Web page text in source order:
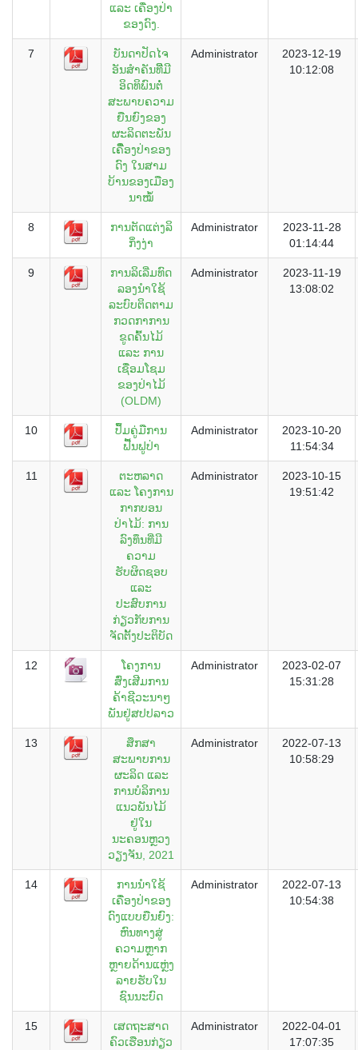
ແລະ ເຄື່ອງປ່າ
ຂອງດົງ.
7
ບັນດາປັດໄຈ
ອັນສຳຄັນທີີ່ມີ
ອິດທິພົນຕໍ່
ສະພາບຄວາມ
ຍືນຍົງຂອງ
ຜະລິດຕະພັນ
ເຄືີ່ອງປ່າຂອງ
ດົງ ໃນສາມ
ບ້ານຂອງເມືອງ
ນາໝໍ້
Administrator
2023-12-19
10:12:08
8
ການຕັດແຕ່ງລິ
ກິ່ງງ່າ
Administrator
2023-11-28
01:14:44
9
ການລິເລີ່ມທົດ
ລອງນໍາໃຊ້
ລະບົບຕິດຕາມ
ກວດກາການ
ຂູດຄົ້ນໄມ້
ແລະ ການ
ເຊື່ອມໂຊມ
ຂອງປ່າໄມ້
(OLDM)
Administrator
2023-11-19
13:08:02
10
ປຶ້ມຄູ່ມືການ
ຟື້ນຟູປ່າ
Administrator
2023-10-20
11:54:34
11
ຕະຫລາດ
ແລະ ໂຄງການ
ກາກບອນ
ປ່າໄມ້: ການ
ລົງທຶນທີ່ມີ
ຄວາມ
ຮັບຜິດຊອບ
ແລະ
ປະສົບການ
ກ່ຽວກັບການ
ຈັດຕັ້ງປະຕິບັດ
Administrator
2023-10-15
19:51:42
12
ໂຄງການ
ສົ່ງເສີມການ
ຄ້າຊີວະນາໆ
ພັນຢູ່ສປປລາວ
Administrator
2023-02-07
15:31:28
13
ສຶກສາ
ສະພາບການ
ຜະລິດ ແລະ
ການບໍລິການ
ແນວພັນໄມ້
ຢູ່ໃນ
ນະຄອນຫຼວງ
ວຽງຈັນ, 2021
Administrator
2022-07-13
10:58:29
14
ການນໍາໃຊ້
ເຄື່ອງປ່າຂອງ
ດົງແບບຍືນຍົງ:
ຫົນທາງສູ່
ຄວາມຫຼາກ
ຫຼາຍດ້ານແຫຼ່ງ
ລາຍຮັບໃນ
ຊົນນະບົດ
Administrator
2022-07-13
10:54:38
15
ເສດຖະສາດ
ຄົວເຮືອນກ່ຽວ
Administrator
2022-04-01
17:07:35